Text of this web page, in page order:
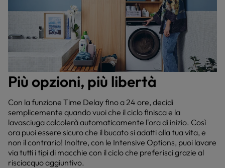
Più opzioni, più libertà
Con la funzione Time Delay fino a 24 ore, decidi
semplicemente quando vuoi che il ciclo finisca e la
lavasciuga calcolerà automaticamente l'ora di inizio. Così
ora puoi essere sicuro che il bucato si adatti alla tua vita, e
non il contrario! Inoltre, con le Intensive Options, puoi lavare
via tutti i tipi di macchie con il ciclo che preferisci grazie al
risciacquo aggiuntivo.